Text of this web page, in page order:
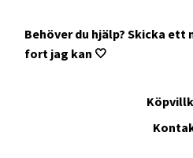
Behöver du hjälp? Skicka ett
fort jag kan 🤍